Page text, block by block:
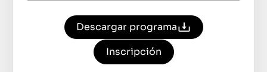
Descargar programa
Inscripción